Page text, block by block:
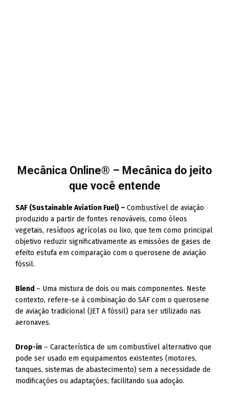
Mecânica Online® – Mecânica do jeito
que você entende
SAF (Sustainable Aviation Fuel) –Combustível de aviação
produzido a partir de fontes renováveis, como óleos
vegetais, resíduos agrícolas ou lixo, que tem como principal
objetivo reduzir significativamente as emissões de gases de
efeito estufa em comparação com o querosene de aviação
fóssil.
Blend – Uma mistura de dois ou mais componentes. Neste
contexto, refere-se à combinação do SAF com o querosene
de aviação tradicional (JET A fóssil) para ser utilizado nas
aeronaves.
Drop-in – Característica de um combustível alternativo que
pode ser usado em equipamentos existentes (motores,
tanques, sistemas de abastecimento) sem a necessidade de
modificações ou adaptações, facilitando sua adoção.